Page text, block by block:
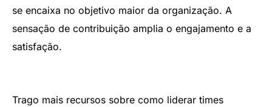
se encaixa no objetivo maior da organização. A
sensação de contribuição amplia o engajamento e a
satisfação.
Trago mais recursos sobre como liderar times